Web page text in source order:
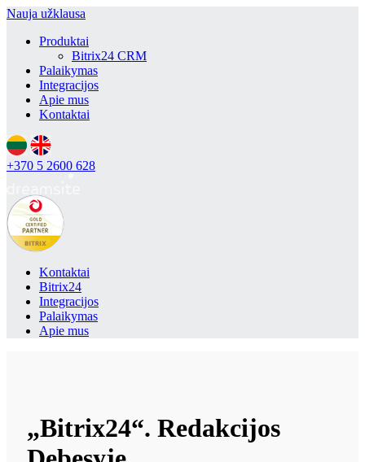
Nauja užklausa
Produktai
Bitrix24 CRM
Palaikymas
Integracijos
Apie mus
Kontaktai
+370 5 2600 628
Kontaktai
Bitrix24
Integracijos
Palaikymas
Apie mus
„Bitrix24“. Redakcijos